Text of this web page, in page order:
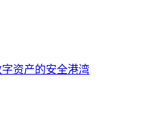
字资产的安全港湾